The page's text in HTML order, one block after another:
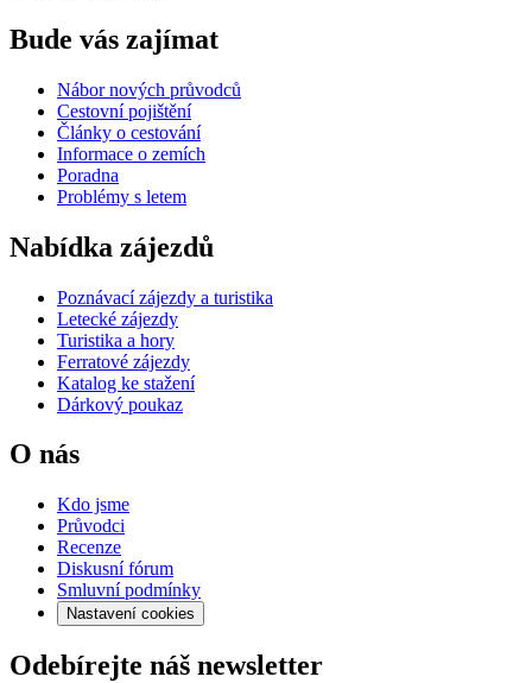
Bude vás zajímat
Nábor nových průvodců
Cestovní pojištění
Články o cestování
Informace o zemích
Poradna
Problémy s letem
Nabídka zájezdů
Poznávací zájezdy a turistika
Letecké zájezdy
Turistika a hory
Ferratové zájezdy
Katalog ke stažení
Dárkový poukaz
O nás
Kdo jsme
Průvodci
Recenze
Diskusní fórum
Smluvní podmínky
Nastavení cookies
Odebírejte náš newsletter